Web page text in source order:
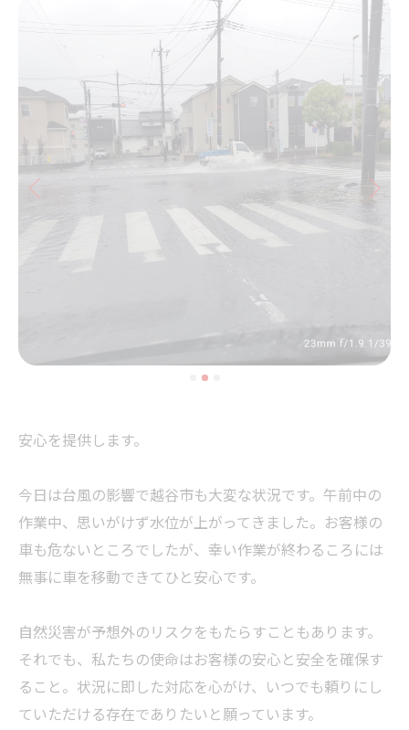
安心を提供します。
今日は台風の影響で越谷市も大変な状況です。午前中の
作業中、思いがけず水位が上がってきました。お客様の
車も危ないところでしたが、幸い作業が終わるころには
無事に車を移動できてひと安心です。
自然災害が予想外のリスクをもたらすこともあります。
それでも、私たちの使命はお客様の安心と安全を確保す
ること。状況に即した対応を心がけ、いつでも頼りにし
ていただける存在でありたいと願っています。